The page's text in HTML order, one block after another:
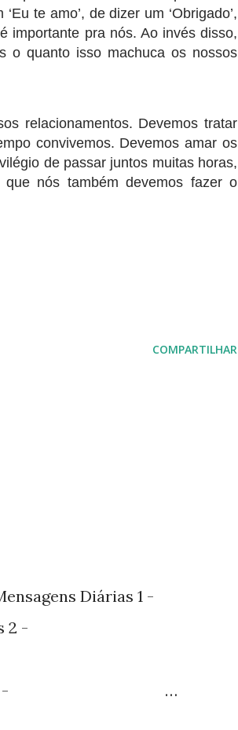
te amo’, de dizer um ‘Obrigado’,
importante pra nós. Ao invés disso,
o quanto isso machuca os nossos
relacionamentos. Devemos tratar
convivemos. Devemos amar os
de passar juntos muitas horas,
nós também devemos fazer o
COMPARTILHAR
Diárias 1 -
2 -